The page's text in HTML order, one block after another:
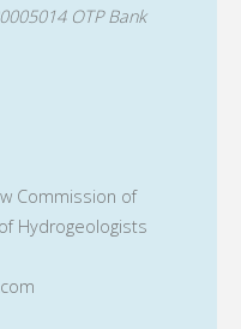
OTP Bank
Commission of
Hydrogeologists